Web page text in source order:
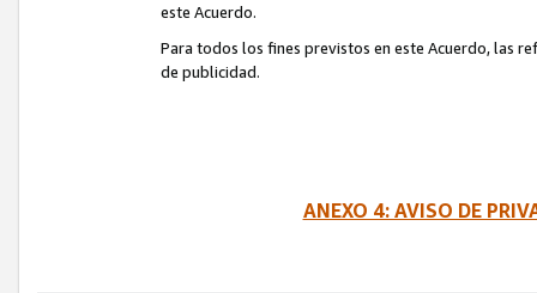
este Acuerdo.
Para todos los fines previstos en este Acuerdo, las
de publicidad.
ANEXO 4: AVISO DE